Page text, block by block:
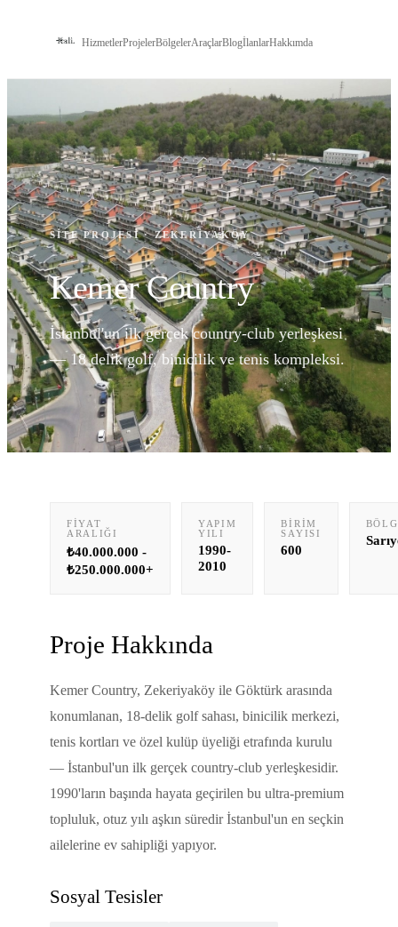
HizmetlerProjelerBölgelerAraçlarBlogİlanlarHakkımda
SITE PROJESI · ZEKERIYAKÖY
Kemer Country
İstanbul'un ilk gerçek country-club yerleşkesi
— 18 delik golf, binicilik ve tenis kompleksi.
FIYAT
ARALIĞI
₺40.000.000 -
₺250.000.000+
YAPIM
YILI
1990-
2010
BIRIM
SAYISI
600
Proje Hakkında
Kemer Country, Zekeriyaköy ile Göktürk arasında
konumlanan, 18-delik golf sahası, binicilik merkezi,
tenis kortları ve özel kulüp üyeliği etrafında kurulu
— İstanbul'un ilk gerçek country-club yerleşkesidir.
1990'ların başında hayata geçirilen bu ultra-premium
topluluk, otuz yılı aşkın süredir İstanbul'un en seçkin
ailelerine ev sahipliği yapıyor.
Sosyal Tesisler